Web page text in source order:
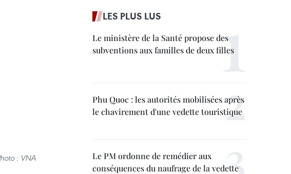
: VNA
LES PLUS LUS
Le ministère de la Santé propose des
subventions aux familles de deux filles
Phu Quoc : les autorités mobilisées après
le chavirement d'une vedette touristique
Le PM ordonne de remédier aux
conséquences du naufrage de la vedette